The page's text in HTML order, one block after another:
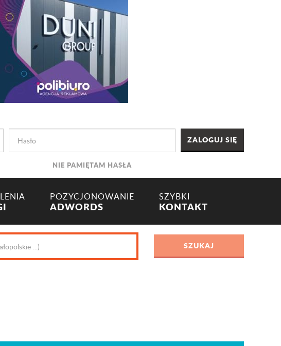
NIE PAMIĘTAM HASŁA
POZYCJONOWANIE
ADWORDS
SZYBKI
KONTAKT